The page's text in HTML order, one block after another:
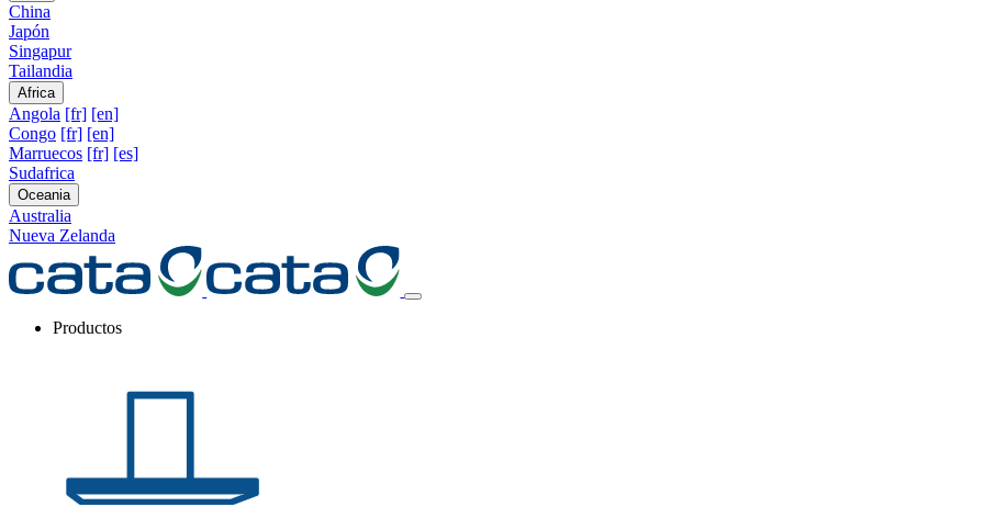
China
Japón
Singapur
Tailandia
Africa
Angola [fr] [en]
Congo [fr] [en]
Marruecos [fr] [es]
Sudafrica
Oceania
Australia
Nueva Zelanda
Productos